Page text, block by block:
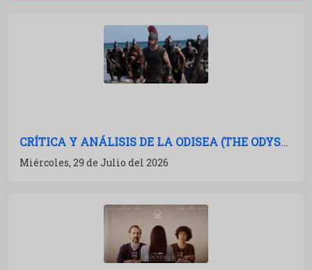
CRÍTICA Y ANÁLISIS DE LA ODISEA (THE ODYSSEY): NOLAN A TODA POTENCIA
Miércoles, 29 de Julio del 2026